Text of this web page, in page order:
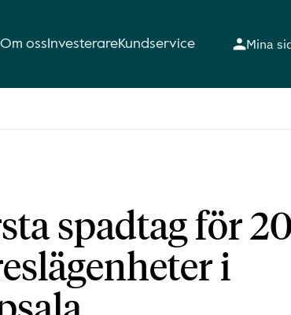
Om oss InvesterareKundservice Mina
spadtag för
i